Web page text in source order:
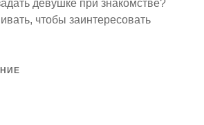
девушке при знакомстве?
чтобы заинтересовать